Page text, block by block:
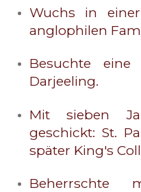
Wuchs in
anglophilen
Besuchte
Darjeeling.
Mit sieben
geschickt: St.
später King's
Beherrschte